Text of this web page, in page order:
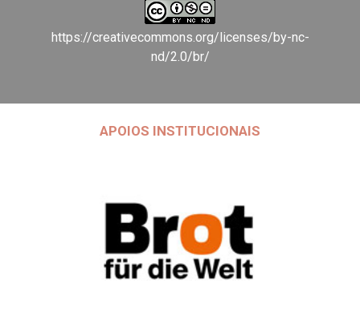
https://creativecommons.org/licenses/by-nc-
nd/2.0/br/
APOIOS INSTITUCIONAIS